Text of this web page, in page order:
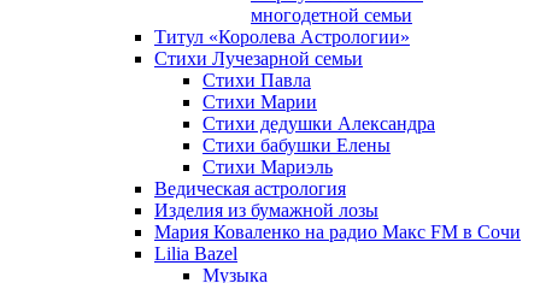
многодетной семьи
Титул «Королева Астрологии»
Стихи Лучезарной семьи
Стихи Павла
Стихи Марии
Стихи дедушки Александра
Стихи бабушки Елены
Стихи Мариэль
Ведическая астрология
Изделия из бумажной лозы
Мария Коваленко на радио Maкс FM в Сочи
Lilia Bazel
Музыка